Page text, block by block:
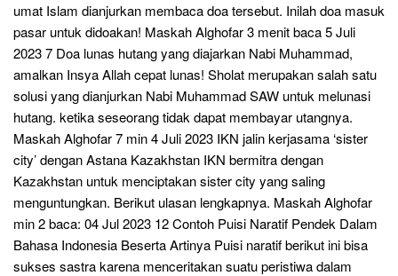
umat Islam dianjurkan membaca doa tersebut. Inilah doa masuk
pasar untuk didoakan! Maskah Alghofar 3 menit baca 5 Juli
2023 7 Doa lunas hutang yang diajarkan Nabi Muhammad,
amalkan Insya Allah cepat lunas! Sholat merupakan salah satu
solusi yang dianjurkan Nabi Muhammad SAW untuk melunasi
hutang. ketika seseorang tidak dapat membayar utangnya.
Maskah Alghofar 7 min 4 Juli 2023 IKN jalin kerjasama ‘sister
city’ dengan Astana Kazakhstan IKN bermitra dengan
Kazakhstan untuk menciptakan sister city yang saling
menguntungkan. Berikut ulasan lengkapnya. Maskah Alghofar
min 2 baca: 04 Jul 2023 12 Contoh Puisi Naratif Pendek Dalam
Bahasa Indonesia Beserta Artinya Puisi naratif berikut ini bisa
sukses sastra karena menceritakan suatu peristiwa dalam